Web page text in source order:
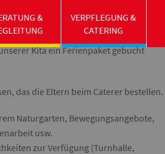
die sich im selben Gebäude
Kita ein Ferienpaket gebucht
das die Eltern beim Caterer bestellen.
Naturgarten, Bewegungsangebote,
usw.
zur Verfügung (Turnhalle,
&
VERPFLEGUNG &
CATERING